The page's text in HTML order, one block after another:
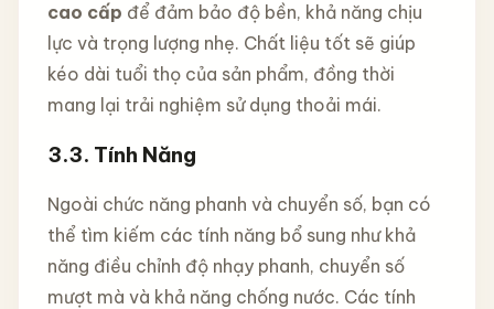
cao cấp để đảm bảo độ bền, khả năng chịu
lực và trọng lượng nhẹ. Chất liệu tốt sẽ giúp
kéo dài tuổi thọ của sản phẩm, đồng thời
mang lại trải nghiệm sử dụng thoải mái.
3.3. Tính Năng
Ngoài chức năng phanh và chuyển số, bạn có
thể tìm kiếm các tính năng bổ sung như khả
năng điều chỉnh độ nhạy phanh, chuyển số
mượt mà và khả năng chống nước. Các tính